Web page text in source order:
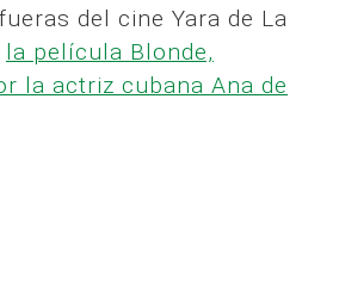
del cine Yara de La
la película Blonde,
la actriz cubana Ana de